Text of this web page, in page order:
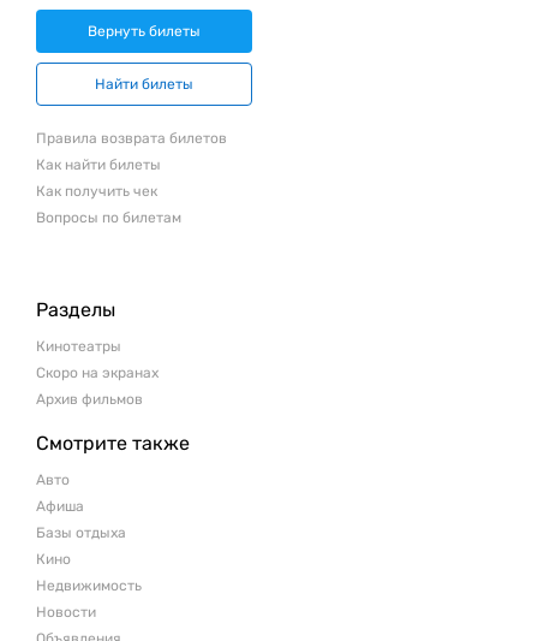
Вернуть билеты
Найти билеты
Правила возврата билетов
Как найти билеты
Как получить чек
Вопросы по билетам
Разделы
Кинотеатры
Скоро на экранах
Архив фильмов
Смотрите также
Авто
Афиша
Базы отдыха
Кино
Недвижимость
Новости